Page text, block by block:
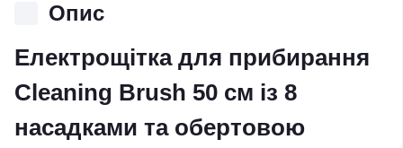
Опис
Електрощітка для прибирання
Cleaning Brush 50 см із 8
насадками та обертовою